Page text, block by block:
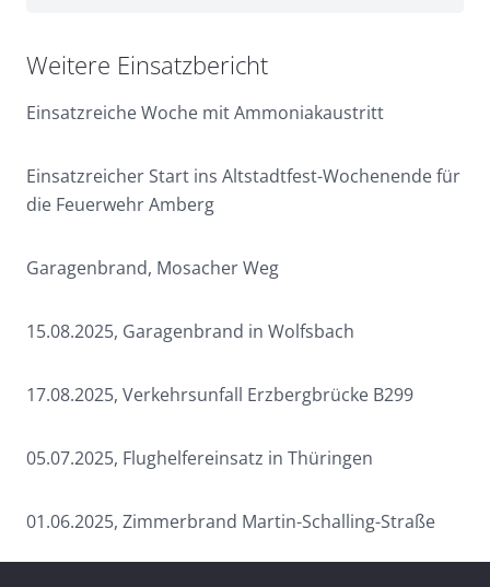
Weitere Einsatzbericht
Einsatzreiche Woche mit Ammoniakaustritt
Einsatzreicher Start ins Altstadtfest-Wochenende für
die Feuerwehr Amberg
Garagenbrand, Mosacher Weg
15.08.2025, Garagenbrand in Wolfsbach
17.08.2025, Verkehrsunfall Erzbergbrücke B299
05.07.2025, Flughelfereinsatz in Thüringen
01.06.2025, Zimmerbrand Martin-Schalling-Straße